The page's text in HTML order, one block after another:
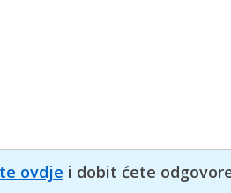
ovdje i dobit ćete